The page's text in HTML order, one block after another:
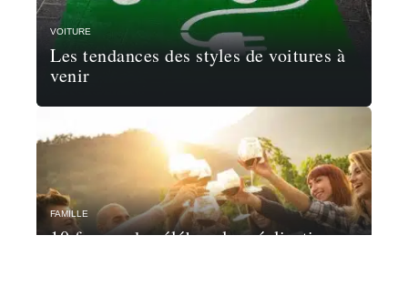
VOITURE
Les tendances des styles de voitures à
venir
FAMILLE
10 façons de célébrer les réalisations